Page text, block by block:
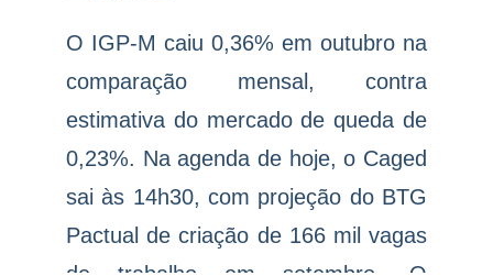
O IGP-M caiu 0,36% em outubro na
comparação mensal, contra
estimativa do mercado de queda de
0,23%. Na agenda de hoje, o Caged
sai às 14h30, com projeção do BTG
Pactual de criação de 166 mil vagas